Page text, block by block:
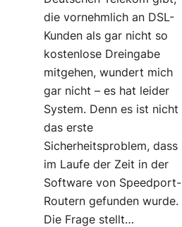
die vornehmlich an DSL-
Kunden als gar nicht so
kostenlose Dreingabe
mitgehen, wundert mich
gar nicht – es hat leider
System. Denn es ist nicht
das erste
Sicherheitsproblem, dass
im Laufe der Zeit in der
Software von Speedport-
Routern gefunden wurde.
Die Frage stellt…